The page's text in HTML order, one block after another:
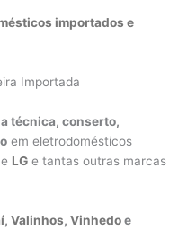
importados e
Importada
técnica, conserto,
em eletrodomésticos
e LG e tantas outras marcas
, Valinhos, Vinhedoe